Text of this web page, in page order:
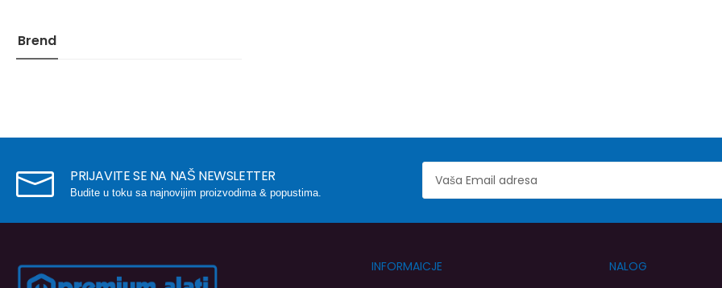
Brend
PRIJAVITE SE NA NAŠ NEWSLETTER
Budite u toku sa najnovijim proizvodima & popustima.
INFORMAICJE NALOG